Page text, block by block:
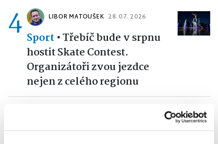
4 LIBOR MATOUŠEK 28. 07. 2026
Sport •Třebíč bude v srpnu
hostit Skate Contest.
Organizátoři zvou jezdce
nejen z celého regionu
5